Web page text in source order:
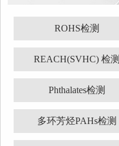
ROHS检测
REACH(SVHC) 检测
Phthalates检测
多环芳烃PAHs检测